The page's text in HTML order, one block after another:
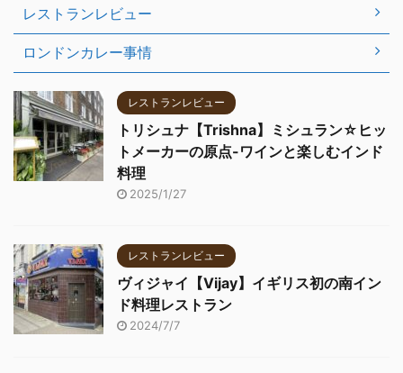
レストランレビュー
ロンドンカレー事情
レストランレビュー
トリシュナ【Trishna】ミシュラン☆ヒッ
トメーカーの原点-ワインと楽しむインド
料理
2025/1/27
レストランレビュー
ヴィジャイ【Vijay】イギリス初の南イン
ド料理レストラン
2024/7/7